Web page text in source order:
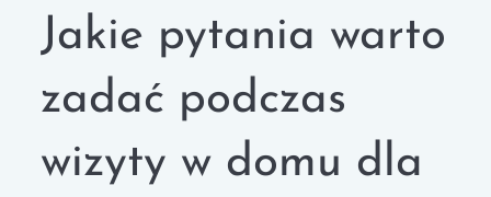
Jakie pytania warto
zadać podczas
wizyty w domu dla